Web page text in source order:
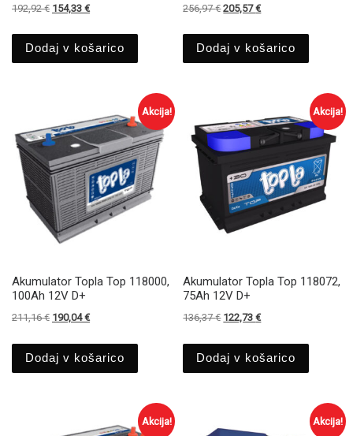
192,92€ Izvirna cena je bila: 192,92 €.
154,33 €Trenutna cena je: 154,33 €.
Dodaj v košarico
256,97€Izvirna cena je bila: 256,97 €.
205,57€Trenutna cena je:
Dodaj v košarico
Akcija!
Akumulator Topla Top 118000,
100Ah 12V D+
211,16€ Izvirna cena je bila: 211,16 €.
190,04€Trenutna cena je: 190,04 €.
Dodaj v košarico
Akcija!
Akumulator Topla Top 118072,
75Ah 12V D+
136,37€ Izvirna cena je bila: 136,37 €.
122,73€Trenutna cena je:
Dodaj v košarico
Akcija! Akcija!